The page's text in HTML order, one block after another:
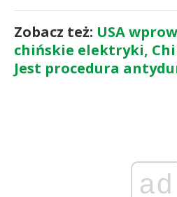
Zobacz też: USA
chińskie elektryki,
Jest procedura
ad